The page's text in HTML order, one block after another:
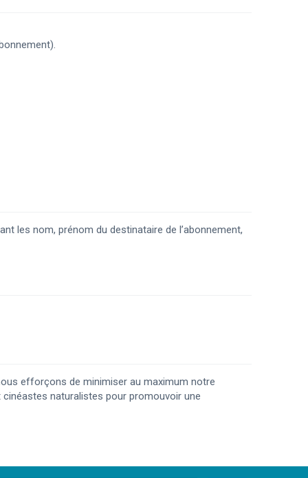
les nom, prénom du destinataire de l’abonnement,
efforçons de minimiser au maximum notre
naturalistes pour promouvoir une